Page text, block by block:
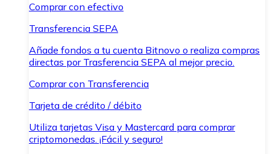
Comprar con efectivo
Transferencia SEPA
Añade fondos a tu cuenta Bitnovo o realiza compras
directas por Trasferencia SEPA al mejor precio.
Comprar con Transferencia
Tarjeta de crédito / débito
Utiliza tarjetas Visa y Mastercard para comprar
criptomonedas. ¡Fácil y seguro!